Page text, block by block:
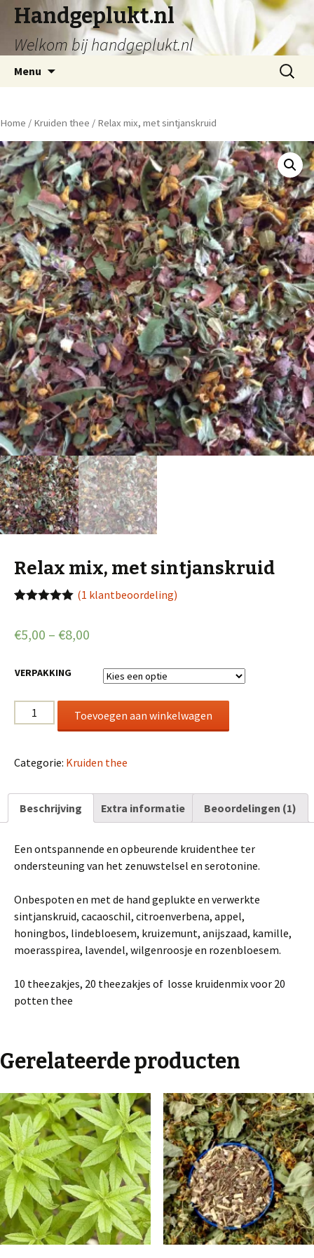
Handgeplukt.nl
Welkom bij handgeplukt.nl
Menu
Zoeken
naar:
Home / Kruiden thee / Relax mix, met sintjanskruid
Relax mix, met sintjanskruid
gebaseerd
ing
(1 klantbeoordeling)
€5,00 – €8,00
VERPAKKING
Relax
mix,
sintjanskruid
Toevoegen aan winkelwagen
Categorie: Kruiden thee
Beschrijving Extra informatie Beoordelingen (1)
Een ontspannende en opbeurende kruidenthee ter
ondersteuning van het zenuwstelsel en serotonine.
Onbespoten en met de hand geplukte en verwerkte
sintjanskruid, cacaoschil, citroenverbena, appel,
honingbos, lindebloesem, kruizemunt, anijszaad, kamille,
moerasspirea, lavendel, wilgenroosje en rozenbloesem.
10 theezakjes, 20 theezakjes of losse kruidenmix voor 20
potten thee
Gerelateerde producten